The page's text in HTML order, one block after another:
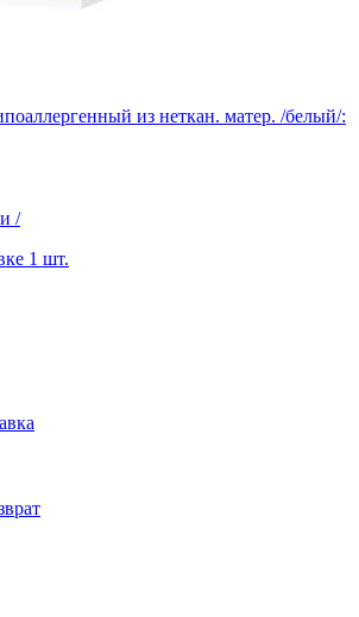
из неткан. матер. /белый/:
/
1 шт.